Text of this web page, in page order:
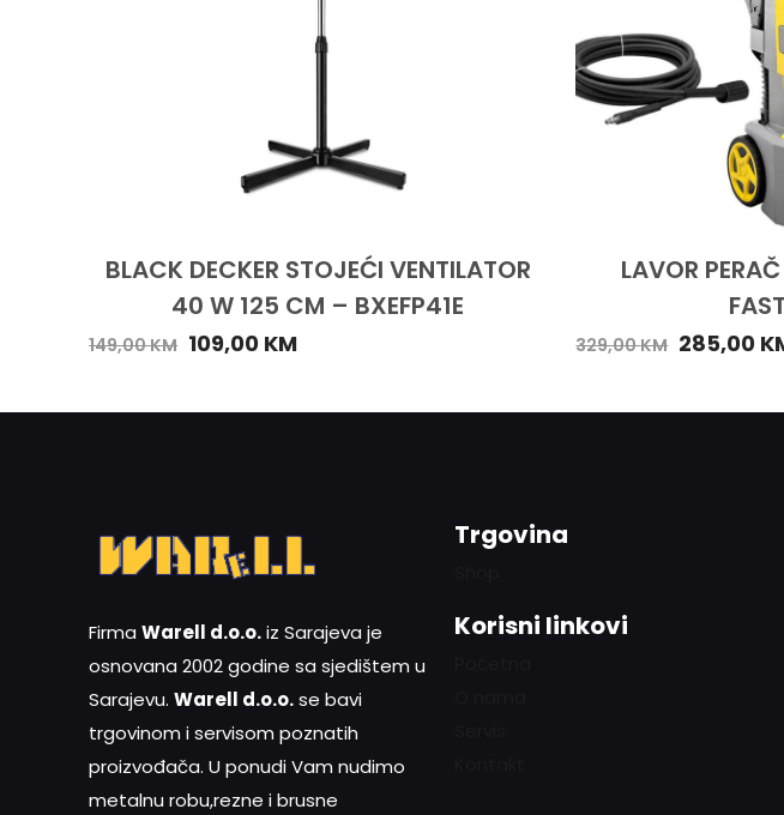
BLACK DECKER STOJEĆI VENTILATOR
40 W 125 CM – BXEFP41E
149,00KM 109,00 KM
LAVOR
329,00KM 285,00
Firma Warell d.o.o.iz Sarajeva je
osnovana 2002 godine sa sjedištem u
Sarajevu. Warell d.o.o.se bavi
trgovinom i servisom poznatih
proizvođača. U ponudi Vam nudimo
metalnu robu,rezne i brusne
Trgovina
Korisni linkovi